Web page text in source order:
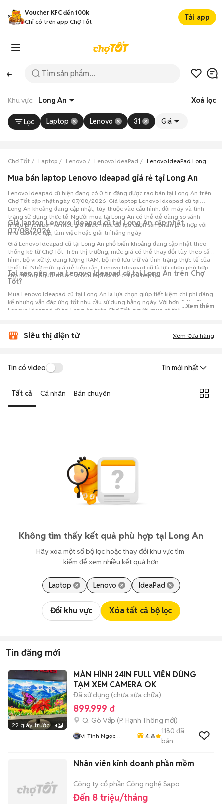
Voucher KFC đến 100k
Chỉ có trên app Chợ Tốt
Tải app
Khu vực: Long An Xoá lọc
Lọc Laptop Lenovo 31 Giá
Chợ Tốt Laptop Lenovo Lenovo IdeaPad Lenovo IdeaPad Long An
Mua bán laptop Lenovo Ideapad giá rẻ tại Long An
Lenovo Ideapad cũ hiện đang có 0 tin đăng được rao bán tại Long An trên
Chợ Tốt cập nhật ngày 07/08/2026. Giá laptop Lenovo Ideapad cũ tại
Long An khoảng đang cập nhật, tùy thuộc vào cấu hình, đời máy và tình
trạng sử dụng thực tế. Người mua tại Long An có thể dễ dàng so sánh
nhiều phiên bản và mức giá khác nhau để lựa chọn sản phẩm phù hợp với
nhu cầu học tập, làm việc hoặc giải trí hằng ngày.
Giá laptop Lenovo Ideapad cũ tại Long An cập nhật
07/08/2026
Giá Lenovo Ideapad cũ tại Long An phổ biến khoảng đang cập nhật theo
thống kê từ Chợ Tốt. Trên thị trường, mức giá có thể thay đổi tùy theo cấu
hình, bộ vi xử lý, dung lượng RAM, bộ nhớ lưu trữ và tình trạng thực tế của
thiết bị. Nhờ mức giá dễ tiếp cận, Lenovo Ideapad cũ là lựa chọn phù hợp
cho những người muốn sở hữu laptop với chi phí hợp lý.
Tại sao nên mua Lenovo Ideapad cũ tại Long An trên Chợ
Tốt?
Mua Lenovo Ideapad cũ tại Long An là lựa chọn giúp tiết kiệm chi phí đáng
kể nhưng vẫn đáp ứng tốt nhu cầu sử dụng hằng ngày. Với hơn 0 tin đăng
Lenovo Ideapad cũ tại Long An trên Chợ Tốt, người mua có thể dễ dàng
...Xem thêm
Siêu thị điện tử Xem Cửa hàng
Tin có video Tin mới nhất
Tất cả Cá nhân Bán chuyên
Không tìm thấy kết quả phù hợp tại Long An
Hãy xóa một số bộ lọc hoặc thay đổi khu vực tìm
kiếm để xem nhiều kết quả hơn
Laptop Lenovo IdeaPad
Đổi khu vực Xóa tất cả bộ lọc
Tin đăng mới
22 giây trước 4
MÀN HÌNH 24IN FULL VIỀN DÙNG
TẠM XEM CAMERA OK
Đã sử dụng (chưa sửa chữa)
899.999 đ
Q. Gò Vấp (P. Hạnh Thông mới)
Vi Tính Ngọc
4.8
1180 đã
bán
Nhân viên kinh doanh phần mềm
Công ty cổ phần Công nghệ Sapo
Đến 8 triệu/tháng